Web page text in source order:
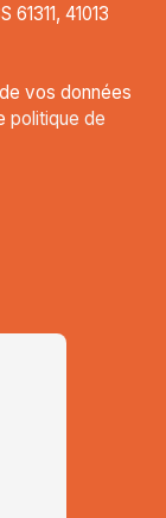
41013
vos données
politique de